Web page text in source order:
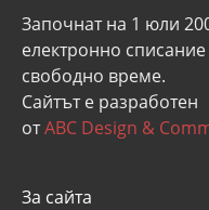
Започнат на 1 юли
eлектронно списание
свободно време.
Сайтът е разработен
отABC Design &
За сайта